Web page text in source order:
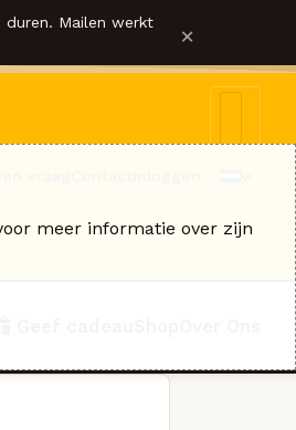
duren. Mailen werkt ×
meer informatie over zijn